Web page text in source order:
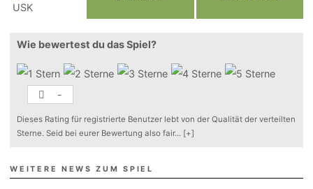
Wie bewertest du das Spiel?
-
Dieses Rating für registrierte Benutzer lebt von der Qualität der verteilten
Sterne. Seid bei eurer Bewertung also fair... [+]
WEITERE NEWS ZUM SPIEL